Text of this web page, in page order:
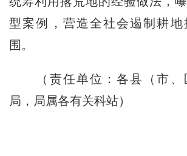
型案例，营造全社会遏制耕地
围。
（责任单位：各县（市
局，局属各有关科站）